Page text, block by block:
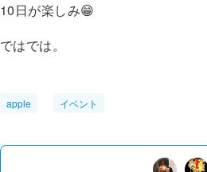
10日が楽しみ😁
ではでは。
apple イベント